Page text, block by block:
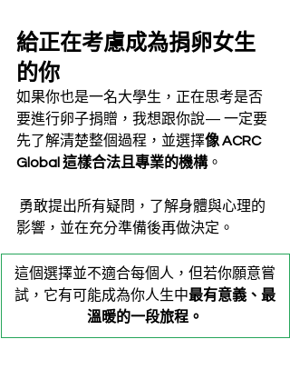
給正在考慮成為捐卵女生
的你
如果你也是一名大學生，正在思考是否
要進行卵子捐贈，我想跟你說— 一定要
先了解清楚整個過程，並選擇像 ACRC
Global 這樣合法且專業的機構。
影響，並在充分準備後再做決定。
這個選擇並不適合每個人，但若你願意嘗
試，它有可能成為你人生中最有意義、最
溫暖的一段旅程。